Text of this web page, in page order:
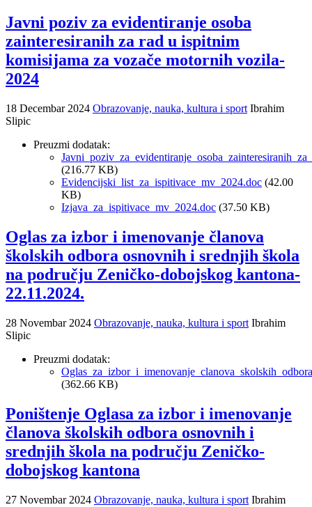
Javni poziv za evidentiranje osoba
zainteresiranih za rad u ispitnim
komisijama za vozače motornih vozila-
2024
18 Decembar 2024 Obrazovanje, nauka, kultura i sport Ibrahim
Slipic
Preuzmi dodatak:
(216.77 KB)
Evidencijski_list_za_ispitivace_mv_2024.doc (42.00
KB)
Izjava_za_ispitivace_mv_2024.doc (37.50 KB)
Oglas za izbor i imenovanje članova
školskih odbora osnovnih i srednjih škola
na području Zeničko-dobojskog kantona-
22.11.2024.
28 Novembar 2024 Obrazovanje, nauka, kultura i sport Ibrahim
Slipic
Preuzmi dodatak:
(362.66 KB)
Poništenje Oglasa za izbor i imenovanje
članova školskih odbora osnovnih i
srednjih škola na području Zeničko-
dobojskog kantona
27 Novembar 2024 Obrazovanje, nauka, kultura i sport Ibrahim